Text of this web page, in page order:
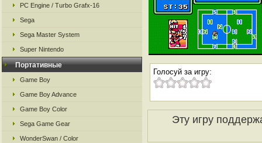
PC Engine / Turbo Grafx-16
Sega
Sega Master System
Super Nintendo
Портативные
Game Boy
Game Boy Advance
Game Boy Color
Sega Game Gear
WonderSwan / Color
Голосуй за игру:
Эту игру